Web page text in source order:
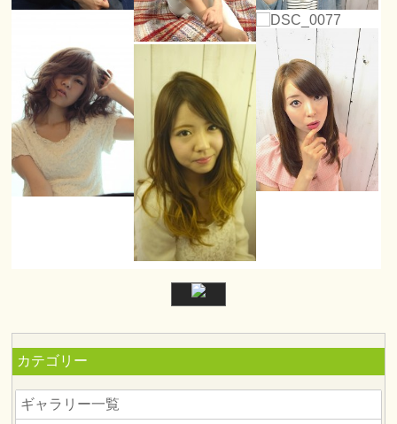
カテゴリー
ギャラリー一覧